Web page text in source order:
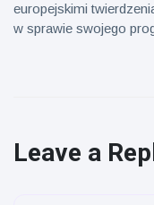
europejskimi
w sprawie swojego
Leave a